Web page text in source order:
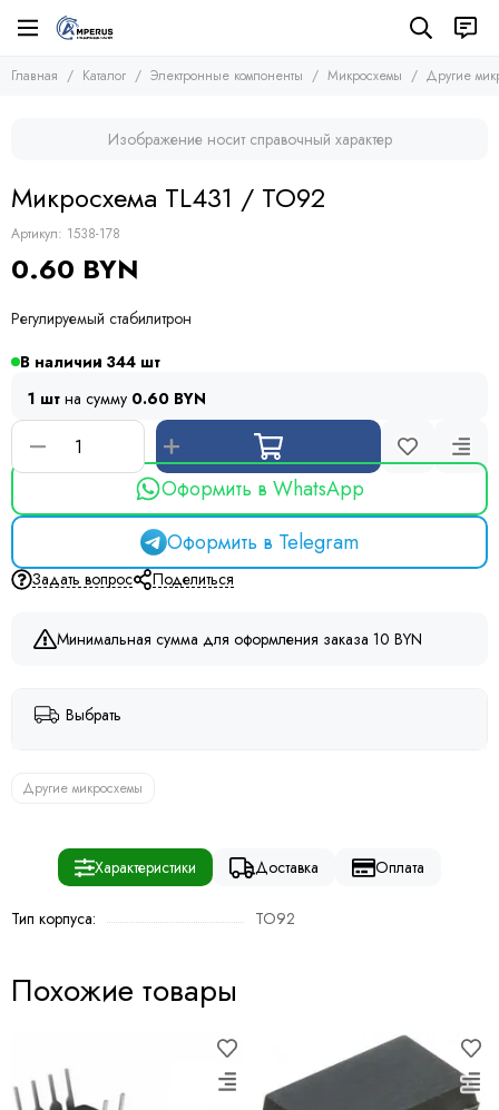
Электронные компоненты
Микросхемы
Микроконтроллеры
Другие микросхемы
Стабилизаторы
Транзисторы
Тиристоры и симисторы
Модули
Резисторы
Кварцевые резонаторы
Дроссели
Устройства защиты
Главная Каталог Электронные компоненты Микросхемы Другие
Изображение носит справочный характер
Микросхема TL431 / TO92
Артикул: 1538-178
0.60 BYN
Регулируемый стабилитрон
В наличии 344
1 шт на сумму 0.60 BYN
Оформить в WhatsApp
Оформить в Telegram
Задать вопрос Поделиться
Минимальная сумма для оформления заказа 10 BYN
Выбрать
Другие микросхемы
Характеристики Доставка Оплата
Тип корпуса: TO92
Похожие товары